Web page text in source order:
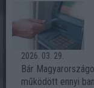
2026. 03. 29.
Bár
működött ennyi